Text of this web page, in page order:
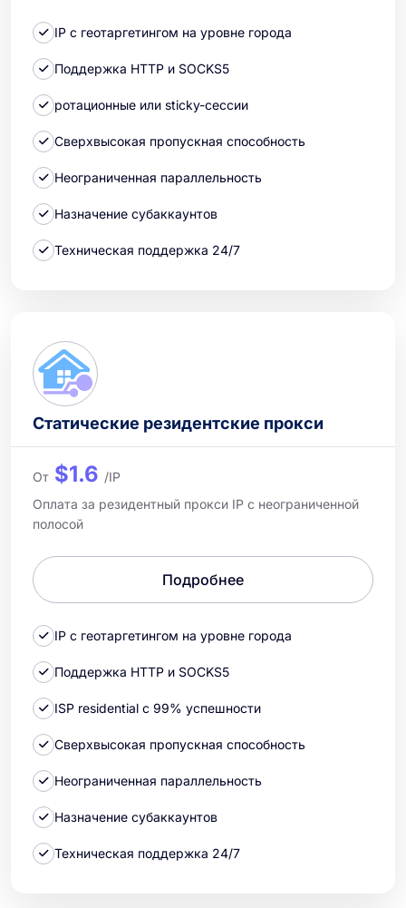
IP с геотаргетингом на уровне города
Поддержка HTTP и SOCKS5
ротационные или sticky-сессии
Сверхвысокая пропускная способность
Неограниченная параллельность
Назначение субаккаунтов
Техническая поддержка 24/7
Статические резидентские прокси
От $1.6 /IP
Оплата за резидентный прокси IP с неограниченной
полосой
Подробнее
IP с геотаргетингом на уровне города
Поддержка HTTP и SOCKS5
ISP residential с 99% успешности
Сверхвысокая пропускная способность
Неограниченная параллельность
Назначение субаккаунтов
Техническая поддержка 24/7